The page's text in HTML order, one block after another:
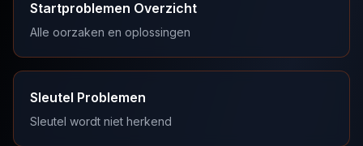
Startproblemen Overzicht
Alle oorzaken en oplossingen
Sleutel Problemen
Sleutel wordt niet herkend